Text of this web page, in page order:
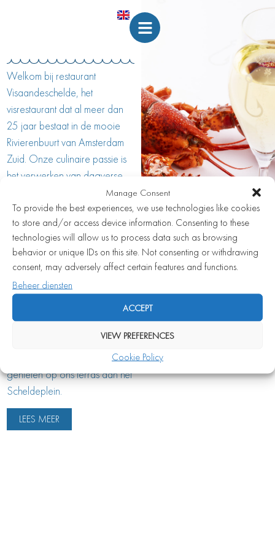
Manage Consent
To provide the best experiences, we use technologies like cookies
to store and/or access device information. Consenting to these
technologies will allow us to process data such as browsing
behavior or unique IDs on this site. Not consenting or withdrawing
consent, may adversely affect certain features and functions.
Beheer diensten
ACCEPT
VIEW PREFERENCES
Cookie Policy
Welkom bij restaurant
Visaandeschelde, het
visrestaurant dat al meer dan
25 jaar bestaat in de mooie
Rivierenbuurt van Amsterdam
Zuid. Onze culinaire passie is
het verwerken van dagverse
vis en seizoensproducten tot
spannende en heerlijke
gerechten. We bieden een
ruime wijnkaart aan waarin de
oude wijnwereld domineert.
Visaandeschelde is een vis fine
dining en heeft een fris-chique
uitstraling. Ons bedieningsteam
is professioneel met een
zomermaanden kunt u buiten
genieten op ons terras aan het
Scheldeplein.
LEES MEER